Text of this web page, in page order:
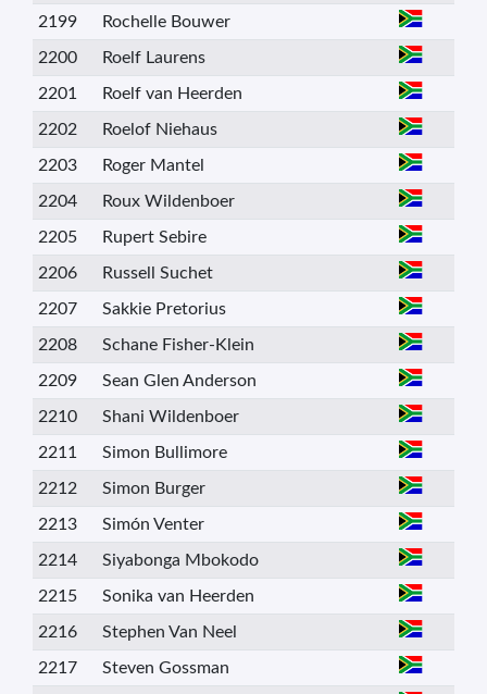
2199 Rochelle Bouwer
2200 Roelf Laurens
2201 Roelf van Heerden
2202 Roelof Niehaus
2203 Roger Mantel
2204 Roux Wildenboer
2205 Rupert Sebire
2206 Russell Suchet
2207 Sakkie Pretorius
2208 Schane Fisher-Klein
2209 Sean Glen Anderson
2210 Shani Wildenboer
2211 Simon Bullimore
2212 Simon Burger
2213 Simón Venter
2214 Siyabonga Mbokodo
2215 Sonika van Heerden
2216 Stephen Van Neel
2217 Steven Gossman